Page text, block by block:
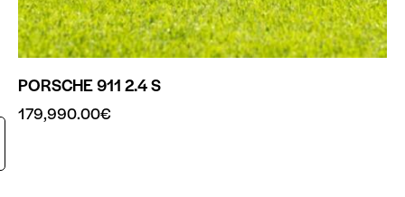
PORSCHE 911 2.4 S
179,990.00€